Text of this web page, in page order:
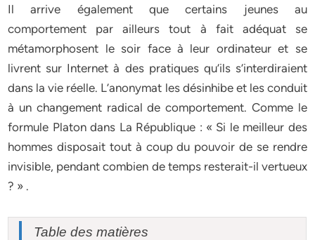
Il arrive également que certains jeunes au
comportement par ailleurs tout à fait adéquat se
métamorphosent le soir face à leur ordinateur et se
livrent sur Internet à des pratiques qu’ils s’interdiraient
dans la vie réelle. L’anonymat les désinhibe et les conduit
à un changement radical de comportement. Comme le
formule Platon dans La République : « Si le meilleur des
hommes disposait tout à coup du pouvoir de se rendre
invisible, pendant combien de temps resterait-il vertueux
? » .
Table des matières